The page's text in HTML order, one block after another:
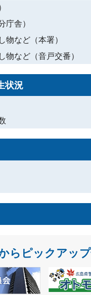
庁舎）
物など（本署）
物など（音戸交番）
状況
らピックアッ